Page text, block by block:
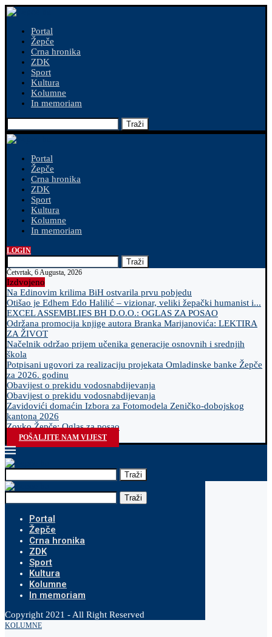
Portal
Žepče
Crna hronika
ZDK
Sport
Kultura
Kolumne
In memoriam
Traži
Portal
Žepče
Crna hronika
ZDK
Sport
Kultura
Kolumne
In memoriam
LOGIN
Traži
Četvrtak, 6 Augusta, 2026
Izdvojeno
Na Edinovim krilima BiH ostvarila prvu pobjedu
Otišao je Edhem Edo Halilić – vizionar, veliki žepački humanist i...
EXCEL ASSEMBLIES BH D.O.O.: OGLAS ZA POSAO
Održana promocija knjige autora Branka Marijanovića: LEKTIRA
ZA ŽIVOT
Načelnik održao prijem učenika generacije osnovnih i srednjih
škola
Potpisani ugovori za realizaciju projekata Omladinske banke Žepče
za 2026. godinu
Obavijest o prekidu vodosnabdijevanja
Obavijest o prekidu vodosnabdijevanja
Zavidovići domaćin Izbora za Fotomodela Zeničko-dobojskog
kantona 2026
Zovko Žepče: Oglas za posao
POŠALJITE NAM VIJEST
Traži
Traži
Portal
Žepče
Crna hronika
ZDK
Sport
Kultura
Kolumne
In memoriam
Copyright 2021 - All Right Reserved
KOLUMNE